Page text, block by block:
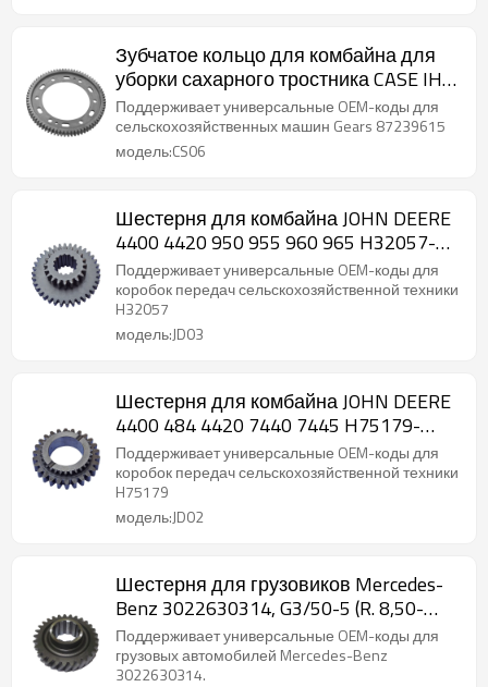
Зубчатое кольцо для комбайна для
уборки сахарного тростника CASE IH
A7700 A8000 A8800 87239615-
PAIRGEARS
Поддерживает универсальные OEM-коды для
сельскохозяйственных машин Gears 87239615
модель:CS06
Шестерня для комбайна JOHN DEERE
4400 4420 950 955 960 965 H32057-
PAIRGEARS
Поддерживает универсальные OEM-коды для
коробок передач сельскохозяйственной техники
H32057
модель:JD03
Шестерня для комбайна JOHN DEERE
4400 484 4420 7440 7445 H75179-
PAIRGEARS
Поддерживает универсальные OEM-коды для
коробок передач сельскохозяйственной техники
H75179
модель:JD02
Шестерня для грузовиков Mercedes-
Benz 3022630314, G3/50-5 (R. 8,50-
1,00), G3/60-5-PAIRGEARS
Поддерживает универсальные OEM-коды для
грузовых автомобилей Mercedes-Benz
3022630314.